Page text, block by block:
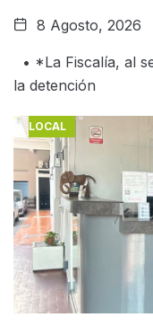
8 Agosto, 2026
• *La Fiscalía, al
la detención
LOCAL